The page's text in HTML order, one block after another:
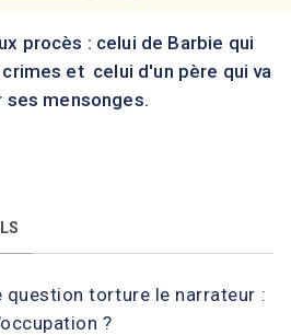
procès : celui de Barbie qui
et celui d'un père qui va
ses mensonges.
question torture le narrateur :
?